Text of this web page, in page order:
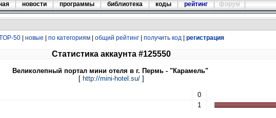
новости программы библиотека коды рейтинг форум
50| новые по категориям| общий рейтинг| получить код| регистрация
Статистика аккаунта #125550
Великолепный портал мини отеля в г. Пермь - "Карамель"
[ http://mini-hotel.su/ ]
0
1